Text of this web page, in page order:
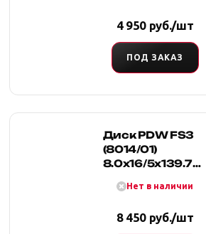
4 950 руб./шт
ПОД ЗАКАЗ
Диск PDW FS3
(8014/01)
8.0x16/5x139.7
Нет в наличии
8 450 руб./шт